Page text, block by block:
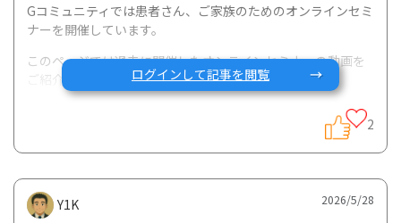
Gコミュニティでは患者さん、ご家族のためのオンラインセミ
ナーを開催しています。
このページでは過去に開催したオンラインセミナーの動画を
ご紹介します。
ログインして記事を閲覧
2
Y1K 2026/5/28